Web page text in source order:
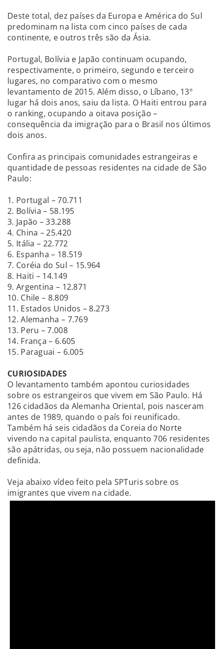
Deste total, dez países da Europa e América do Sul
predominam na lista com cinco países de cada
continente, e outros três são da Ásia.
Portugal, Bolívia e Japão continuam ocupando,
respectivamente, o primeiro, segundo e terceiro
lugares, no comparativo com o mesmo
levantamento de 2015. Além disso, o Líbano, 13º
lugar há dois anos, saiu da lista. O Haiti entrou para
o ranking, ocupando a oitava posição –
consequência da imigração para o Brasil nos últimos
dois anos.
Confira as principais comunidades estrangeiras e
quantidade de pessoas residentes na cidade de São
Paulo:
1. Portugal – 70.711
2. Bolívia – 58.195
3. Japão – 33.288
4. China – 25.420
5. Itália – 22.772
6. Espanha – 18.519
7. Coréia do Sul – 15.964
8. Haiti – 14.149
9. Argentina – 12.871
10. Chile – 8.809
11. Estados Unidos – 8.273
12. Alemanha – 7.769
13. Peru – 7.008
14. França – 6.605
15. Paraguai – 6.005
CURIOSIDADES
O levantamento também apontou curiosidades
sobre os estrangeiros que vivem em São Paulo. Há
126 cidadãos da Alemanha Oriental, pois nasceram
antes de 1989, quando o país foi reunificado.
Também há seis cidadãos da Coreia do Norte
vivendo na capital paulista, enquanto 706 residentes
são apátridas, ou seja, não possuem nacionalidade
definida.
Veja abaixo vídeo feito pela SPTuris sobre os
imigrantes que vivem na cidade.